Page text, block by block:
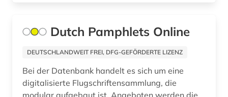
drama (1)
drittes reich (10)
drs (1)
Dutch Pamphlets Online
DEUTSCHLANDWEIT FREI, DFG-GEFÖRDERTE LIZENZ
Bei der Datenbank handelt es sich um eine
digitalisierte Flugschriftensammlung, die